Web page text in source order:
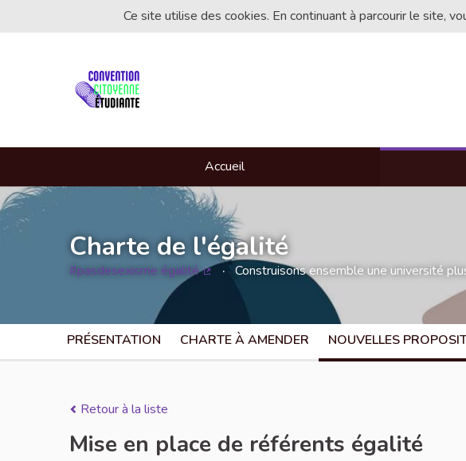
Ce site utilise des cookies. En continuant à parcourir le site,
Accueil
Charte de l'égalité
#pasdesexisme égalité Construisons ensemble une université
PRÉSENTATION CHARTE À AMENDER NOUVELLES
Retour à la liste
Mise en place de référents égalité